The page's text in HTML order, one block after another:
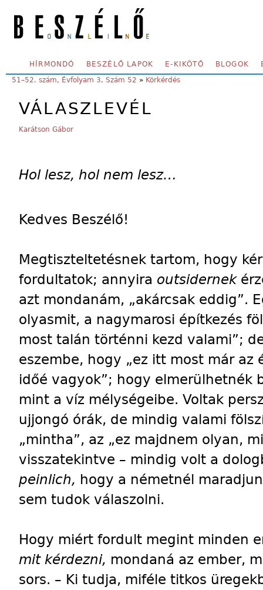
SECONDARY MENU
HÍRMONDÓ BESZÉLŐ LAPOK E-KIKÖTŐ BLOGOK
YOU ARE HERE:
51–52. szám, Évfolyam 3, Szám 52 » Körkérdés
VÁLASZLEVÉL
Karátson Gábor
Hol lesz, hol nem lesz…
Kedves Beszélő!
Megtiszteltetésnek tartom, hogy
fordultatok; annyira outsidernek
azt mondanám, „akárcsak eddig”.
olyasmit, a nagymarosi építkezés
most talán történni kezd valami”;
eszembe, hogy „ez itt most már az
időé vagyok”; hogy elmerülhetnék
mint a víz mélységeibe. Voltak
ujjongó órák, de mindig valami
„mintha”, az „ez majdnem olyan,
visszatekintve – mindig volt a
peinlich, hogy a németnél
sem tudok válaszolni.
Hogy miért fordult megint minden
mit kérdezni, mondaná az ember,
sors. – Ki tudja, miféle titkos